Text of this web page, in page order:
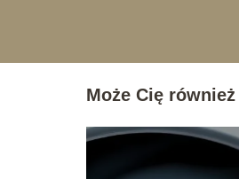
Może Cię